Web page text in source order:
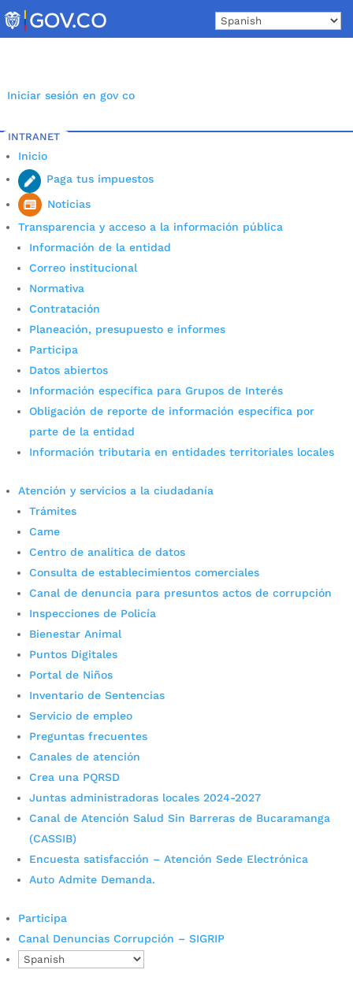
to
content
Iniciar sesión en gov co
INTRANET
Inicio
Paga tus impuestos
Noticias
Transparencia y acceso a la información pública
Información de la entidad
Correo institucional
Normativa
Contratación
Planeación, presupuesto e informes
Participa
Datos abiertos
Información específica para Grupos de Interés
Obligación de reporte de información específica por
parte de la entidad
Información tributaria en entidades territoriales locales
Atención y servicios a la ciudadanía
Trámites
Came
Centro de analítica de datos
Consulta de establecimientos comerciales
Canal de denuncia para presuntos actos de corrupción
Inspecciones de Policía
Bienestar Animal
Puntos Digitales
Portal de Niños
Inventario de Sentencias
Servicio de empleo
Preguntas frecuentes
Canales de atención
Crea una PQRSD
Juntas administradoras locales 2024-2027
Canal de Atención Salud Sin Barreras de Bucaramanga
(CASSIB)
Encuesta satisfacción – Atención Sede Electrónica
Auto Admite Demanda.
Participa
Canal Denuncias Corrupción – SIGRIP
Dos extranjeros, vinculados
en cinco hurtos a
establecimientos, fueron
porDaniel Leonardo Quintero Duarte
Noticias
A la cárcel, bajo medida de aseguramiento, fueron
por lo menos cinco hurtos a establecimientos de
comercio de Bucaramanga, ocurridos entre el 1 al 7
de junio del año anterior. Fotografía: Prensa
Alcaldía de Bucaramanga....
En 53 parroquias habrá
acompañamiento policial
durante la Semana Santa
porDaniel Leonardo Quintero Duarte
Noticias